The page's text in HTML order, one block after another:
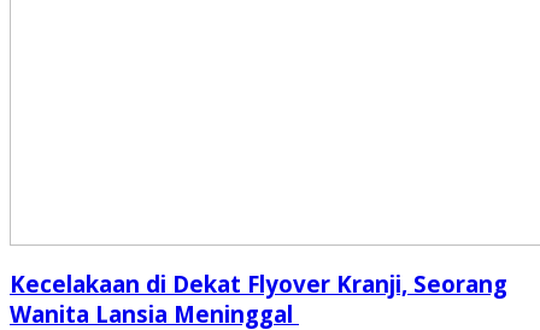
Kecelakaan di Dekat Flyover Kranji, Seorang
Wanita Lansia Meninggal